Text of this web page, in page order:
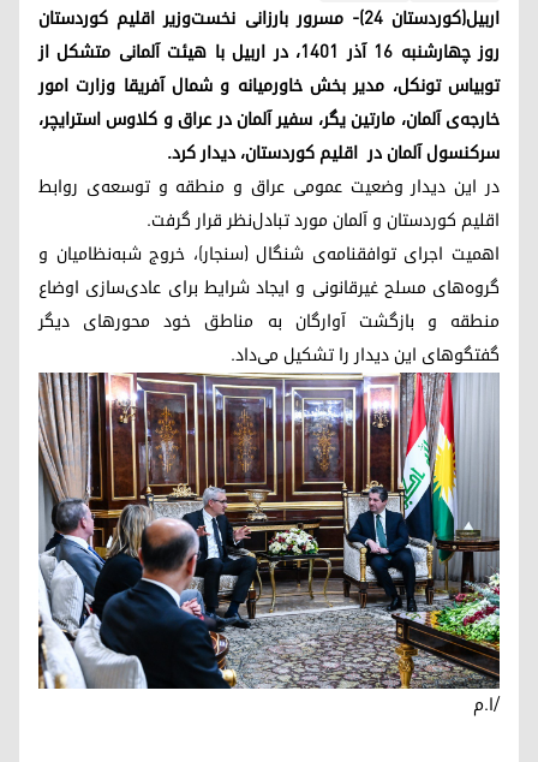
اربیل(کوردستان ۲۴)- مسرور بارزانی نخست‌وزیر اقلیم کوردستان
روز چهارشنبه ۱۶ آذر ۱۴۰۱، در اربیل با هیئت آلمانی متشکل از
توبیاس تونکل، مدیر بخش خاورمیانه و شمال آفریقا وزارت امور
خارجه‌ی آلمان، مارتین یگر، سفیر آلمان در عراق و کلاوس استرایچر،
سرکنسول آلمان در اقلیم کوردستان، دیدار کرد.
در این دیدار وضعیت عمومی عراق و منطقه و توسعه‌ی روابط
اقلیم کوردستان و آلمان مورد تبادل‌نظر قرار گرفت.
اهمیت اجرای توافقنامه‌ی شنگال (سنجار)، خروج شبه‌نظامیان و
گروه‌های مسلح غیرقانونی و ایجاد شرایط برای عادی‌سازی اوضاع
منطقه و بازگشت آوارگان به مناطق خود محورهای دیگر
گفتگوهای این دیدار را تشکیل می‌داد.
/ا.م